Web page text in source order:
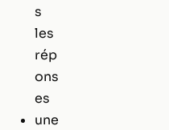
s
les
rép
ons
es
une